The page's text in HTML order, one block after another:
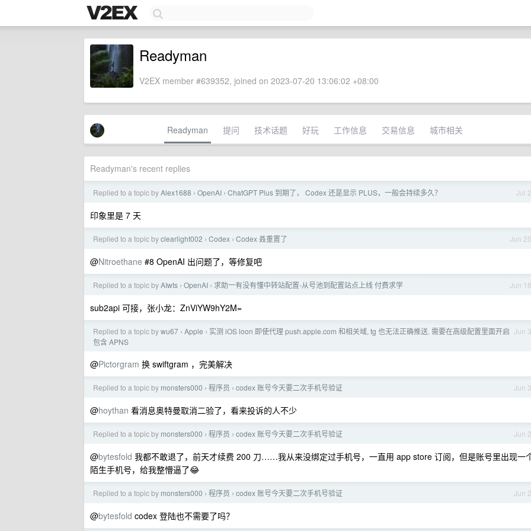
Readyman
V2EX member #639352, joined on 2023-07-20 13:06:02 +08:00
Readyman 提问 技术话题 好玩 工作信息 交易信息 城市相关
Readyman's recent replies
Jul 2
Replied to a topic byAlex1688 › OpenAI › ChatGPT Plus 到期了， Codex 还是显示 PLUS，一般会持续多久？
印象里是 7 天
Jun 25
Replied to a topic byclearlight002 › Codex › Codex 叒重置了
@Nitroethane #8 OpenAI 出问题了，等修复吧
Jun 18
Replied to a topic byAIwts › OpenAI › 求助一有没有懂中转站配置-从号池到配置站点上线 付费求学
sub2api 可接，张小龙：ZnViYW9hY2M=
Jun 3
Replied to a topic bywu67 › Apple › 实测 iOS loon 即使代理 push.apple.com 和相关域, tg 也无法正确推送. 需要在高级配置里面开启
包含 APNS
@Pictorgram 换 swiftgram ，完美解决
Jun 3
Replied to a topic by monsters000 › 程序员 › codex 账号今天要二次手机号验证
@hoythan 看消息奥特曼取消二验了，看来投诉的人不少
Jun 2
Replied to a topic by monsters000 › 程序员 › codex 账号今天要二次手机号验证
@bytesfold 我都不敢退了，前天才续费 200 刀……我从来没绑定过手机号，一直用 app store 订阅，但是账号里出现一
陌生手机号，给我整懵逼了😂
Jun 2
Replied to a topic by monsters000 › 程序员 › codex 账号今天要二次手机号验证
@bytesfold codex 登陆也不需要了吗？